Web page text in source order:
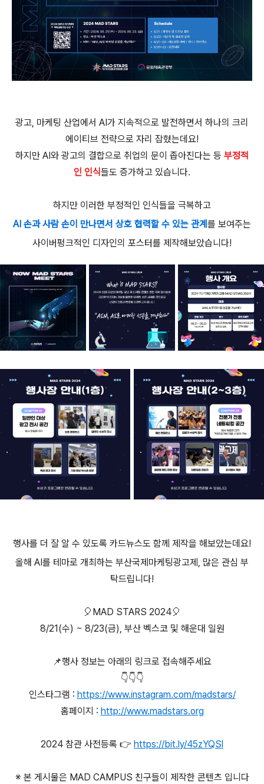
광고, 마케팅 산업에서 AI가 지속적으로 발전하면서 하나의 크리
에이티브 전략으로 자리 잡혔는데요!
하지만 AI와 광고의 결합으로 취업의 문이 좁아진다는 등 부정적
인 인식들도 증가하고 있습니다.
하지만 이러한 부정적인 인식들을 극복하고
AI 손과 사람 손이 만나면서 상호 협력할 수 있는 관계 를 보여주는
사이버펑크적인 디자인의 포스터를 제작해보았습니다!
행사를 더 잘 알 수 있도록 카드뉴스도 함께 제작을 해보았는데요!
올해 AI를 테마로 개최하는 부산국제마케팅광고제, 많은 관심 부
탁드립니다!
🎈MAD STARS 2024🎈
8/21(수) ~ 8/23(금), 부산 벡스코 및 해운대 일원
📌행사 정보는 아래의 링크로 접속해주세요
👇👇👇
인스타그램 : https://www.instagram.com/madstars/
홈페이지 : http://www.madstars.org
2024 참관 사전등록 👉 https://bit.ly/45zYQSl
※ 본 게시물은 MAD CAMPUS 친구들이 제작한 콘텐츠 입니다